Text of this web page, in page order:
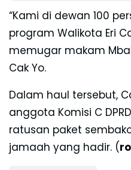
“Kami di dewan 100
program Walikota Eri
memugar makam
Cak Yo.
Dalam haul tersebut,
anggota Komisi C
ratusan paket
jamaah yang hadir. (